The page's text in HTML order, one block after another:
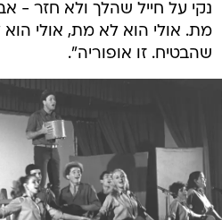
נקי על חייל שהלך ולא חזר -
מת. אולי הוא לא מת, אולי
שהבטיח. זו אופוריה".